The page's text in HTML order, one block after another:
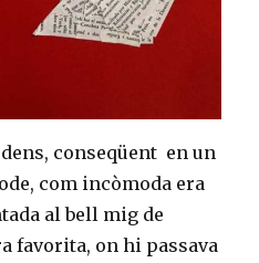
conseqüent en un
com incòmoda era
al bell mig de
favorita, on hi passava